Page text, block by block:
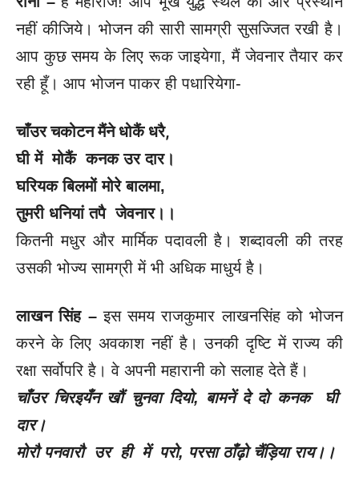
नहीं कीजिये। भोजन की सारी सामग्री सुसज्जित रखी है।
आप कुछ समय के लिए रूक जाइयेगा, मैं जेवनार तैयार कर
रही हूँ। आप भोजन पाकर ही पधारियेगा-
चाँउर चकोटन मैंने धोकैं धरै,
घी में मोकैं कनक उर दार।
घरियक बिलमों मोरे बालमा,
तुमरी धनियां तपै जेवनार।।
कितनी मधुर और मार्मिक पदावली है। शब्दावली की तरह
उसकी भोज्य सामग्री में भी अधिक माधुर्य है।
लाखन सिंह –इस समय राजकुमार लाखनसिंह को भोजन
करने के लिए अवकाशनहीं है। उनकी दृष्टि में राज्य की
रक्षा सर्वोपरि है। वे अपनी महारानी को सलाह देते हैं।
चाँउर चिरइयँन खौं चुनवा दियो, बामनें दे दो कनक घी
दार।
मोरौ पनवारौ उर ही में परो, परसा ठाँढ़ो चैंड़िया राय।।